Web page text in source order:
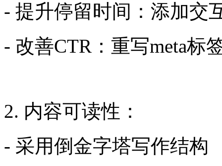
- 提升停留时间：添加交
- 改善CTR：重写meta标
2. 内容可读性：
- 采用倒金字塔写作结构